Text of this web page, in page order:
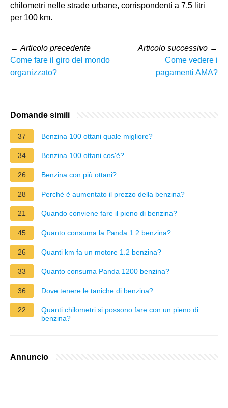
chilometri nelle strade urbane, corrispondenti a 7,5 litri
per 100 km.
← Articolo precedente
Come fare il giro del mondo
organizzato?
Articolo successivo →
Come vedere i
pagamenti AMA?
Domande simili
37 Benzina 100 ottani quale migliore?
34 Benzina 100 ottani cos'è?
26 Benzina con più ottani?
28 Perché è aumentato il prezzo della benzina?
21 Quando conviene fare il pieno di benzina?
45 Quanto consuma la Panda 1.2 benzina?
26 Quanti km fa un motore 1.2 benzina?
33 Quanto consuma Panda 1200 benzina?
36 Dove tenere le taniche di benzina?
22
Quanti chilometri si possono fare con un pieno di
benzina?
Annuncio